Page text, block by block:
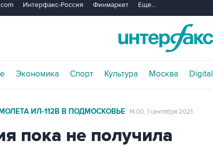
Интерфакс-Россия Финмаркет Еще...
Экономика Спорт Культура Москва Digital
ИЛ-112В В ПОДМОСКОВЬЕ 14:00, 1 сентября 2021
пока не получила